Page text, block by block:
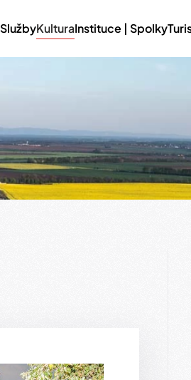
SlužbyKulturaInstituce | Spolky